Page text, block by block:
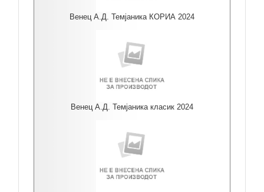
Венец А.Д. Темјаника КОРИА 2024
Венец А.Д. Темјаника класик 2024